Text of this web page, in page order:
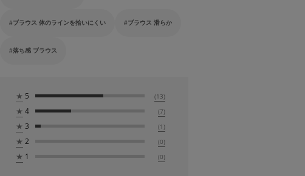
ブラウス 体のラインを拾いにくい ブラウス 滑らか
落ち感 ブラウス
★ 5 (13)
★ 4 (7)
★ 3 (1)
★ 2 (0)
★ 1 (0)